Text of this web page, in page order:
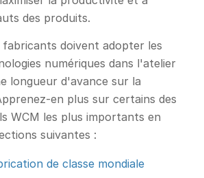
des produits.
fabricants doivent adopter les
numériques dans l'atelier
longueur d'avance sur la
en plus sur certains des
WCM les plus importants en
suivantes :
de classe mondiale